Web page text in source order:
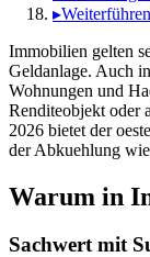
▸
Immobilien gelten
Geldanlage. Auch
Wohnungen und
Renditeobjekt oder
2026 bietet der
der Abkuehlung
Warum in
Sachwert mit